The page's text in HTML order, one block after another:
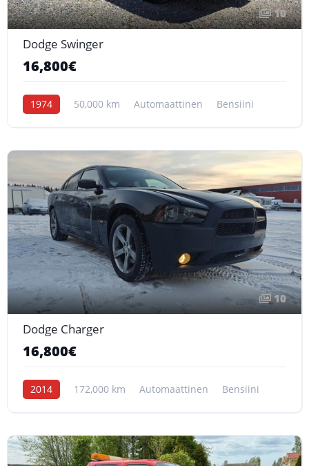
10
Dodge Swinger
16,800€
1974 50,000 km Automaattinen Bensiini
10
Dodge Charger
16,800€
2014 172,000 km Automaattinen Bensiini